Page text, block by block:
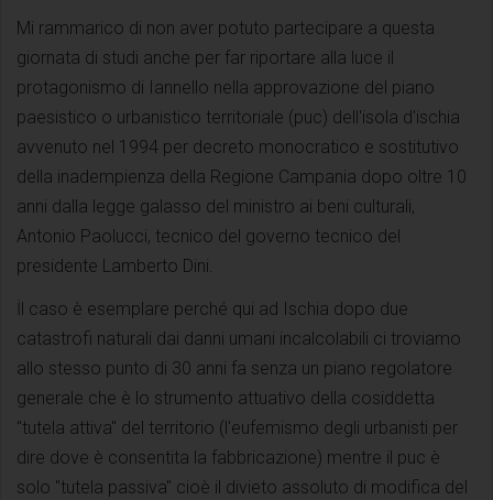
Mi rammarico di non aver potuto partecipare a questa
giornata di studi anche per far riportare alla luce il
protagonismo di Iannello nella approvazione del piano
paesistico o urbanistico territoriale (puc) dell'isola d'ischia
avvenuto nel 1994 per decreto monocratico e sostitutivo
della inadempienza della Regione Campania dopo oltre 10
anni dalla legge galasso del ministro ai beni culturali,
Antonio Paolucci, tecnico del governo tecnico del
presidente Lamberto Dini.
İl caso è esemplare perché qui ad Ischia dopo due
catastrofi naturali dai danni umani incalcolabili ci troviamo
allo stesso punto di 30 anni fa senza un piano regolatore
generale che è lo strumento attuativo della cosiddetta
"tutela attiva" del territorio (l'eufemismo degli urbanisti per
dire dove è consentita la fabbricazione) mentre il puc è
solo "tutela passiva" cioè il divieto assoluto di modifica del